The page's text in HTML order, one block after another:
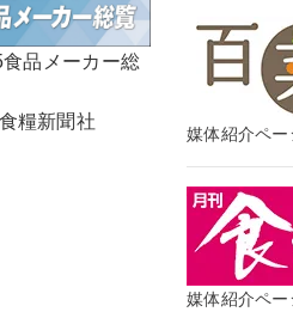
品メーカー総
糧新聞社
媒体紹介ペー
媒体紹介ペー